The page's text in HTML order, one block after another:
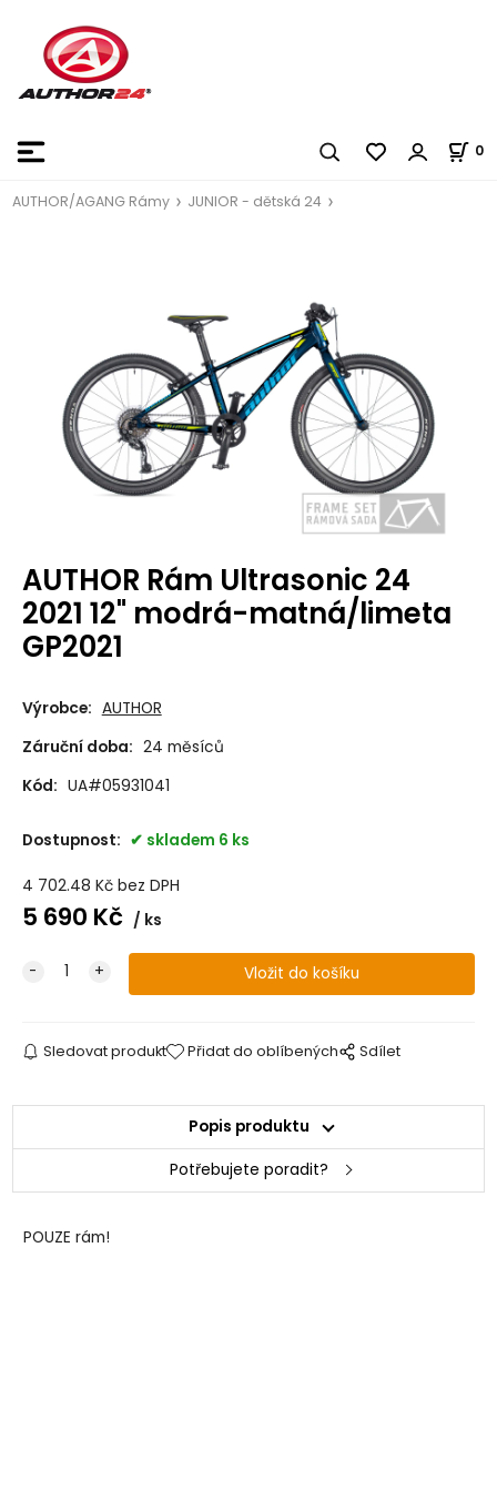
0
AUTHOR/AGANG Rámy JUNIOR - dětská 24
AUTHOR Rám Ultrasonic 24
2021 12" modrá-matná/limeta
GP2021
Výrobce: AUTHOR
Záruční doba: 24 měsíců
Kód: UA#05931041
Dostupnost: skladem 6 ks
4 702.48 Kč bez DPH
5 690 Kč ks
Sledovat produkt Přidat do oblíbených Sdílet
Popis produktu
Potřebujete poradit?
POUZE rám!